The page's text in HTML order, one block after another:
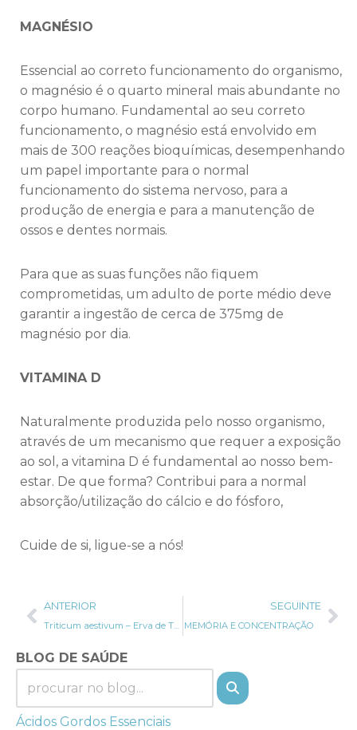
BLOG DE SAÚDE
Ácidos Gordos Essenciais
MAGNÉSIO
Essencial ao correto funcionamento do organismo,
o magnésio é o quarto mineral mais abundante no
corpo humano. Fundamental ao seu correto
funcionamento, o magnésio está envolvido em
mais de 300 reações bioquímicas, desempenhando
um papel importante para o normal
funcionamento do sistema nervoso, para a
produção de energia e para a manutenção de
ossos e dentes normais.
Para que as suas funções não fiquem
comprometidas, um adulto de porte médio deve
garantir a ingestão de cerca de 375mg de
magnésio por dia.
VITAMINA D
Naturalmente produzida pelo nosso organismo,
através de um mecanismo que requer a exposição
ao sol, a vitamina D é fundamental ao nosso bem-
estar. De que forma? Contribui para a normal
absorção/utilização do cálcio e do fósforo,
Cuide de si, ligue-se a nós!
ANTERIOR
Triticum aestivum – Erva de Trigo
SEGUINTE
MEMÓRIA E CONCENTRAÇÃO